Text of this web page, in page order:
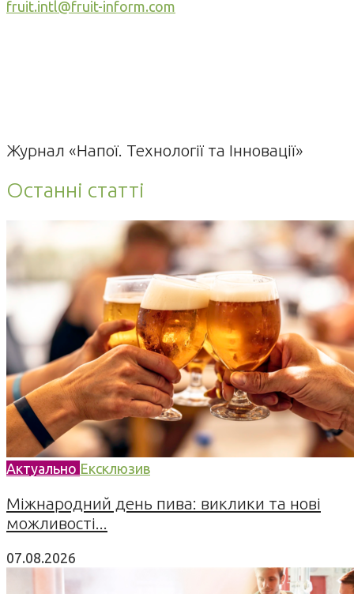
fruit.intl@fruit-inform.com
Журнал «Напої. Технології та Інновації»
Останні статті
Актуально Ексклюзив
Міжнародний день пива: виклики та нові
можливості...
07.08.2026